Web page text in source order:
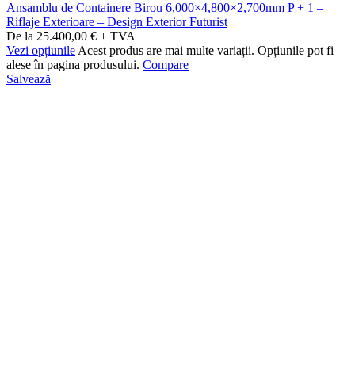
Ansamblu de Containere Birou 6,000×4,800×2,700mm P + 1 –
Riflaje Exterioare – Design Exterior Futurist
De la 25.400,00 € + TVA
Vezi opțiunile Acest produs are mai multe variații. Opțiunile pot fi
alese în pagina produsului. Compare
Salvează